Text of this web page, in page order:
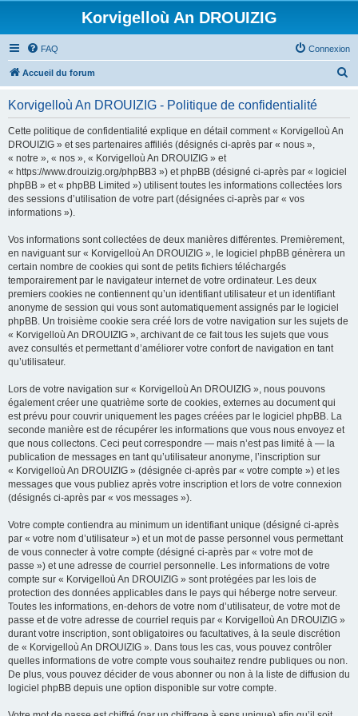
Korvigelloù An DROUIZIG
FAQ Connexion
Accueil du forum
Korvigelloù An DROUIZIG - Politique de confidentialité
Cette politique de confidentialité explique en détail comment « Korvigelloù An
DROUIZIG » et ses partenaires affiliés (désignés ci-après par « nous »,
« notre », « nos », « Korvigelloù An DROUIZIG » et
« https://www.drouizig.org/phpBB3 ») et phpBB (désigné ci-après par « logiciel
phpBB » et « phpBB Limited ») utilisent toutes les informations collectées lors
des sessions d’utilisation de votre part (désignées ci-après par « vos
informations »).
Vos informations sont collectées de deux manières différentes. Premièrement,
en naviguant sur « Korvigelloù An DROUIZIG », le logiciel phpBB génèrera un
certain nombre de cookies qui sont de petits fichiers téléchargés
temporairement par le navigateur internet de votre ordinateur. Les deux
premiers cookies ne contiennent qu’un identifiant utilisateur et un identifiant
anonyme de session qui vous sont automatiquement assignés par le logiciel
phpBB. Un troisième cookie sera créé lors de votre navigation sur les sujets de
« Korvigelloù An DROUIZIG », archivant de ce fait tous les sujets que vous
avez consultés et permettant d’améliorer votre confort de navigation en tant
qu’utilisateur.
Lors de votre navigation sur « Korvigelloù An DROUIZIG », nous pouvons
également créer une quatrième sorte de cookies, externes au document qui
est prévu pour couvrir uniquement les pages créées par le logiciel phpBB. La
seconde manière est de récupérer les informations que vous nous envoyez et
que nous collectons. Ceci peut correspondre — mais n’est pas limité à — la
publication de messages en tant qu’utilisateur anonyme, l’inscription sur
« Korvigelloù An DROUIZIG » (désignée ci-après par « votre compte ») et les
messages que vous publiez après votre inscription et lors de votre connexion
(désignés ci-après par « vos messages »).
Votre compte contiendra au minimum un identifiant unique (désigné ci-après
par « votre nom d’utilisateur ») et un mot de passe personnel vous permettant
de vous connecter à votre compte (désigné ci-après par « votre mot de
passe ») et une adresse de courriel personnelle. Les informations de votre
compte sur « Korvigelloù An DROUIZIG » sont protégées par les lois de
protection des données applicables dans le pays qui héberge notre serveur.
Toutes les informations, en-dehors de votre nom d’utilisateur, de votre mot de
passe et de votre adresse de courriel requis par « Korvigelloù An DROUIZIG »
durant votre inscription, sont obligatoires ou facultatives, à la seule discrétion
de « Korvigelloù An DROUIZIG ». Dans tous les cas, vous pouvez contrôler
quelles informations de votre compte vous souhaitez rendre publiques ou non.
De plus, vous pouvez décider de vous abonner ou non à la liste de diffusion du
logiciel phpBB depuis une option disponible sur votre compte.